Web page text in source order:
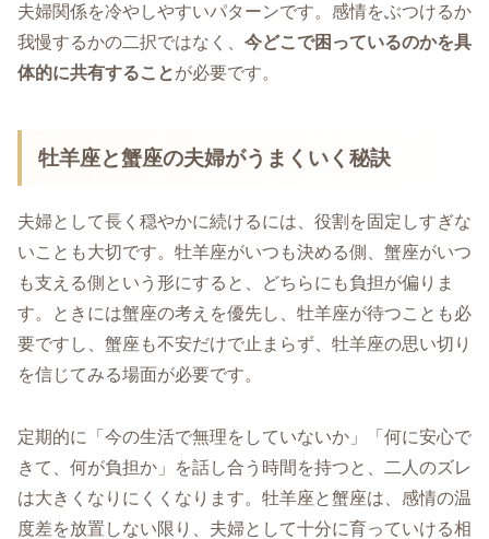
夫婦関係を冷やしやすいパターンです。感情をぶつけるか
我慢するかの二択ではなく、 今どこで困っているのかを具
体的に共有することが必要です。
牡羊座と蟹座の夫婦がうまくいく秘訣
夫婦として長く穏やかに続けるには、役割を固定しすぎな
いことも大切です。牡羊座がいつも決める側、蟹座がいつ
も支える側という形にすると、どちらにも負担が偏りま
す。ときには蟹座の考えを優先し、牡羊座が待つことも必
要ですし、蟹座も不安だけで止まらず、牡羊座の思い切り
を信じてみる場面が必要です。
定期的に「今の生活で無理をしていないか」「何に安心で
きて、何が負担か」を話し合う時間を持つと、二人のズレ
は大きくなりにくくなります。牡羊座と蟹座は、感情の温
度差を放置しない限り、夫婦として十分に育っていける相